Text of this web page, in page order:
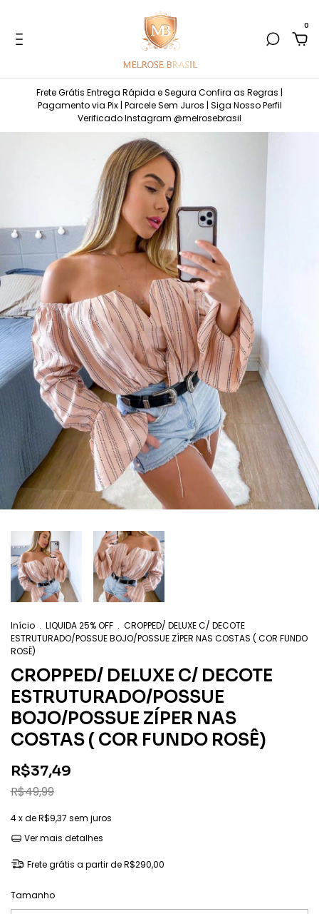
0
Frete Grátis Entrega Rápida e Segura Confira as Regras |
Pagamento via Pix | Parcele Sem Juros | Siga Nosso Perfil
Verificado Instagram @melrosebrasil
Início . LIQUIDA 25% OFF . CROPPED/ DELUXE C/ DECOTE
ESTRUTURADO/POSSUE BOJO/POSSUE ZÍPER NAS COSTAS ( COR FUNDO
ROSÊ)
CROPPED/ DELUXE C/ DECOTE
ESTRUTURADO/POSSUE
BOJO/POSSUE ZÍPER NAS
COSTAS ( COR FUNDO ROSÊ)
R$37,49
R$49,99
4x deR$9,37 sem juros
Ver mais detalhes
Frete grátis a partir deR$290,00
Tamanho